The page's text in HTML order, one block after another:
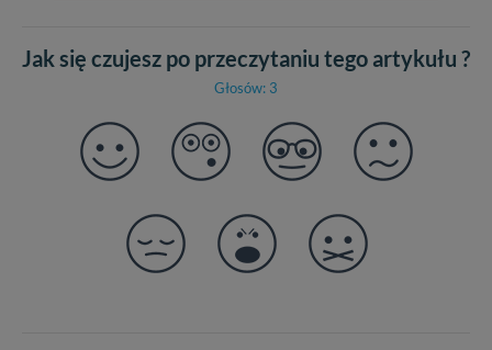
Jak się czujesz po przeczytaniu tego artykułu ?
Głosów: 3